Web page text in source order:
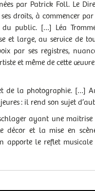
par Patrick Foll. Le
droits, à commencer
public. […] Léa
et large, au service de
par ses registres,
et même de cette
de la photographie. […]
: il rend son sujet
ayant une
décor et la mise en
apporte le reflet musicale